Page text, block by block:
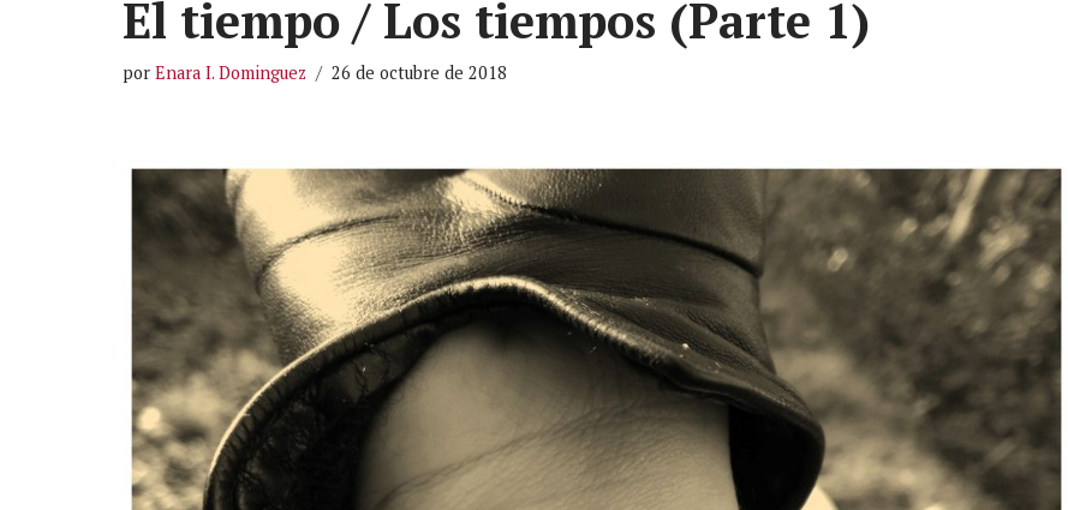
El tiempo / Los tiempos (Parte 1)
por Enara I. Dominguez 26 de octubre de 2018